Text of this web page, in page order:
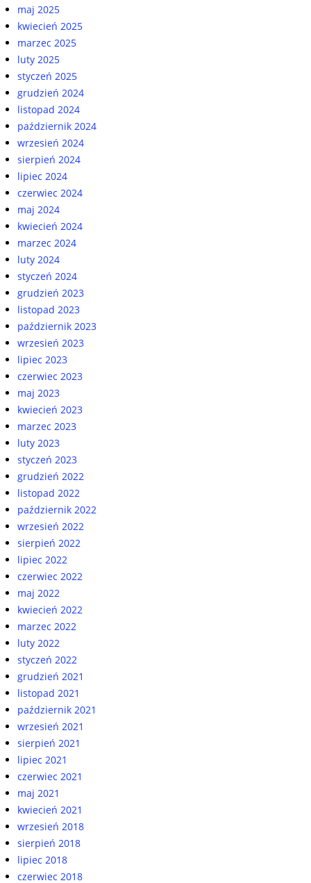
maj 2025
kwiecień 2025
marzec 2025
luty 2025
styczeń 2025
grudzień 2024
listopad 2024
październik 2024
wrzesień 2024
sierpień 2024
lipiec 2024
czerwiec 2024
maj 2024
kwiecień 2024
marzec 2024
luty 2024
styczeń 2024
grudzień 2023
listopad 2023
październik 2023
wrzesień 2023
lipiec 2023
czerwiec 2023
maj 2023
kwiecień 2023
marzec 2023
luty 2023
styczeń 2023
grudzień 2022
listopad 2022
październik 2022
wrzesień 2022
sierpień 2022
lipiec 2022
czerwiec 2022
maj 2022
kwiecień 2022
marzec 2022
luty 2022
styczeń 2022
grudzień 2021
listopad 2021
październik 2021
wrzesień 2021
sierpień 2021
lipiec 2021
czerwiec 2021
maj 2021
kwiecień 2021
wrzesień 2018
sierpień 2018
lipiec 2018
czerwiec 2018